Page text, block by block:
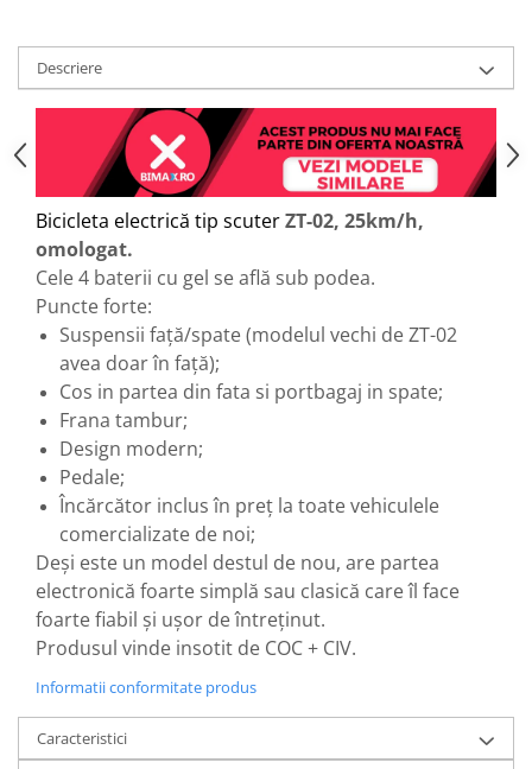
➔ Geeli
➔ RDB
➔ Z-Tech
PIESE DE SCHIMB
Acceleratii
Baterii
Baterii 48V
Baterii 60V
Camere
Cauciucuri
Controllere
Incarcatoare
Biciclete Electrice
Barbati
Dama
Ieftine
Pliabila
Tip Scuter
⬇ MARCI
Kuba
Descriere
Bicicleta electrică tip scuterZT-02, 25km/h,
omologat.
Cele 4 baterii cu gel se află sub podea.
Puncte forte:
Suspensii față/spate (modelul vechi de ZT-02
avea doar în față);
Cos in partea din fata si portbagaj in spate;
Frana tambur;
Design modern;
Pedale;
Încărcător inclus în preț la toate vehiculele
comercializate de noi;
Deși este un model destul de nou, are partea
electronică foarte simplă sau clasică care îl face
foarte fiabil și ușor de întreținut.
Produsul vinde insotit de COC + CIV.
Informatii conformitate produs
Caracteristici